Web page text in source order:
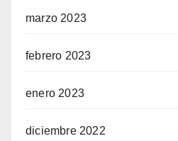
marzo 2023
febrero 2023
enero 2023
diciembre 2022